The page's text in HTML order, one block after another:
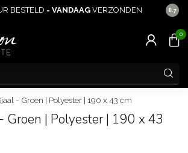
BESTELD = VANDAAG VERZONDEN 8.7
0
- Groen | Polyester | 190 x 43 cm
Groen | Polyester | 190 x 43